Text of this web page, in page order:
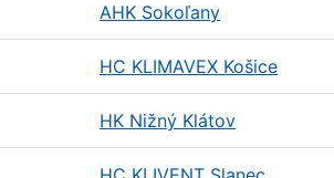
AHK Sokoľany
HC KLIMAVEX Košice
HK Nižný Klátov